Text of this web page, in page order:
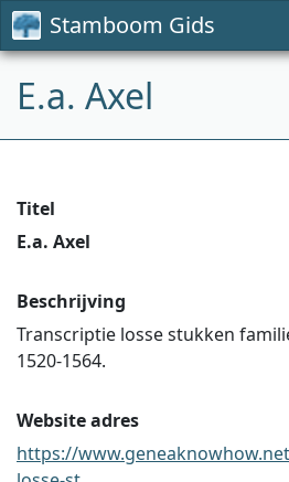
Stamboom Gids
E.a. Axel
Titel
E.a. Axel
Beschrijving
Transcriptie losse stukken
1520-1564.
Website adres
https://